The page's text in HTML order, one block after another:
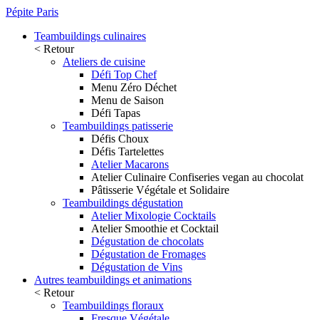
Pépite Paris
Teambuildings culinaires
< Retour
Ateliers de cuisine
Défi Top Chef
Menu Zéro Déchet
Menu de Saison
Défi Tapas
Teambuildings patisserie
Défis Choux
Défis Tartelettes
Atelier Macarons
Atelier Culinaire Confiseries vegan au chocolat
Pâtisserie Végétale et Solidaire
Teambuildings dégustation
Atelier Mixologie Cocktails
Atelier Smoothie et Cocktail
Dégustation de chocolats
Dégustation de Fromages
Dégustation de Vins
Autres teambuildings et animations
< Retour
Teambuildings floraux